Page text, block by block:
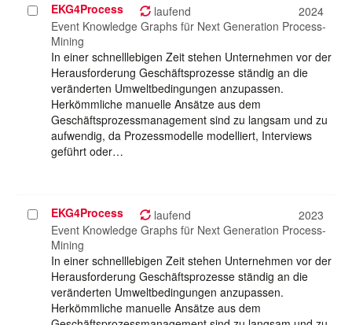
Projekt
auswählen
EKG4Process laufend
2024
Event Knowledge Graphs für Next Generation Process-
Mining
In einer schnelllebigen Zeit stehen Unternehmen vor der
Herausforderung Geschäftsprozesse ständig an die
veränderten Umweltbedingungen anzupassen.
Herkömmliche manuelle Ansätze aus dem
Geschäftsprozessmanagement sind zu langsam und zu
aufwendig, da Prozessmodelle modelliert, Interviews
geführt oder…
Projekt
auswählen
EKG4Process laufend
2023
Event Knowledge Graphs für Next Generation Process-
Mining
In einer schnelllebigen Zeit stehen Unternehmen vor der
Herausforderung Geschäftsprozesse ständig an die
veränderten Umweltbedingungen anzupassen.
Herkömmliche manuelle Ansätze aus dem